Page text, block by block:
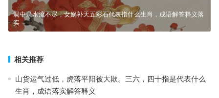
洞中泉水流不尽，女娲补天五彩石代表指什么生肖，成语解答释义落
实
相关推荐
山货运气过低，虎落平阳被大欺。三六，四十指是代表什么
生肖，成语落实解答释义